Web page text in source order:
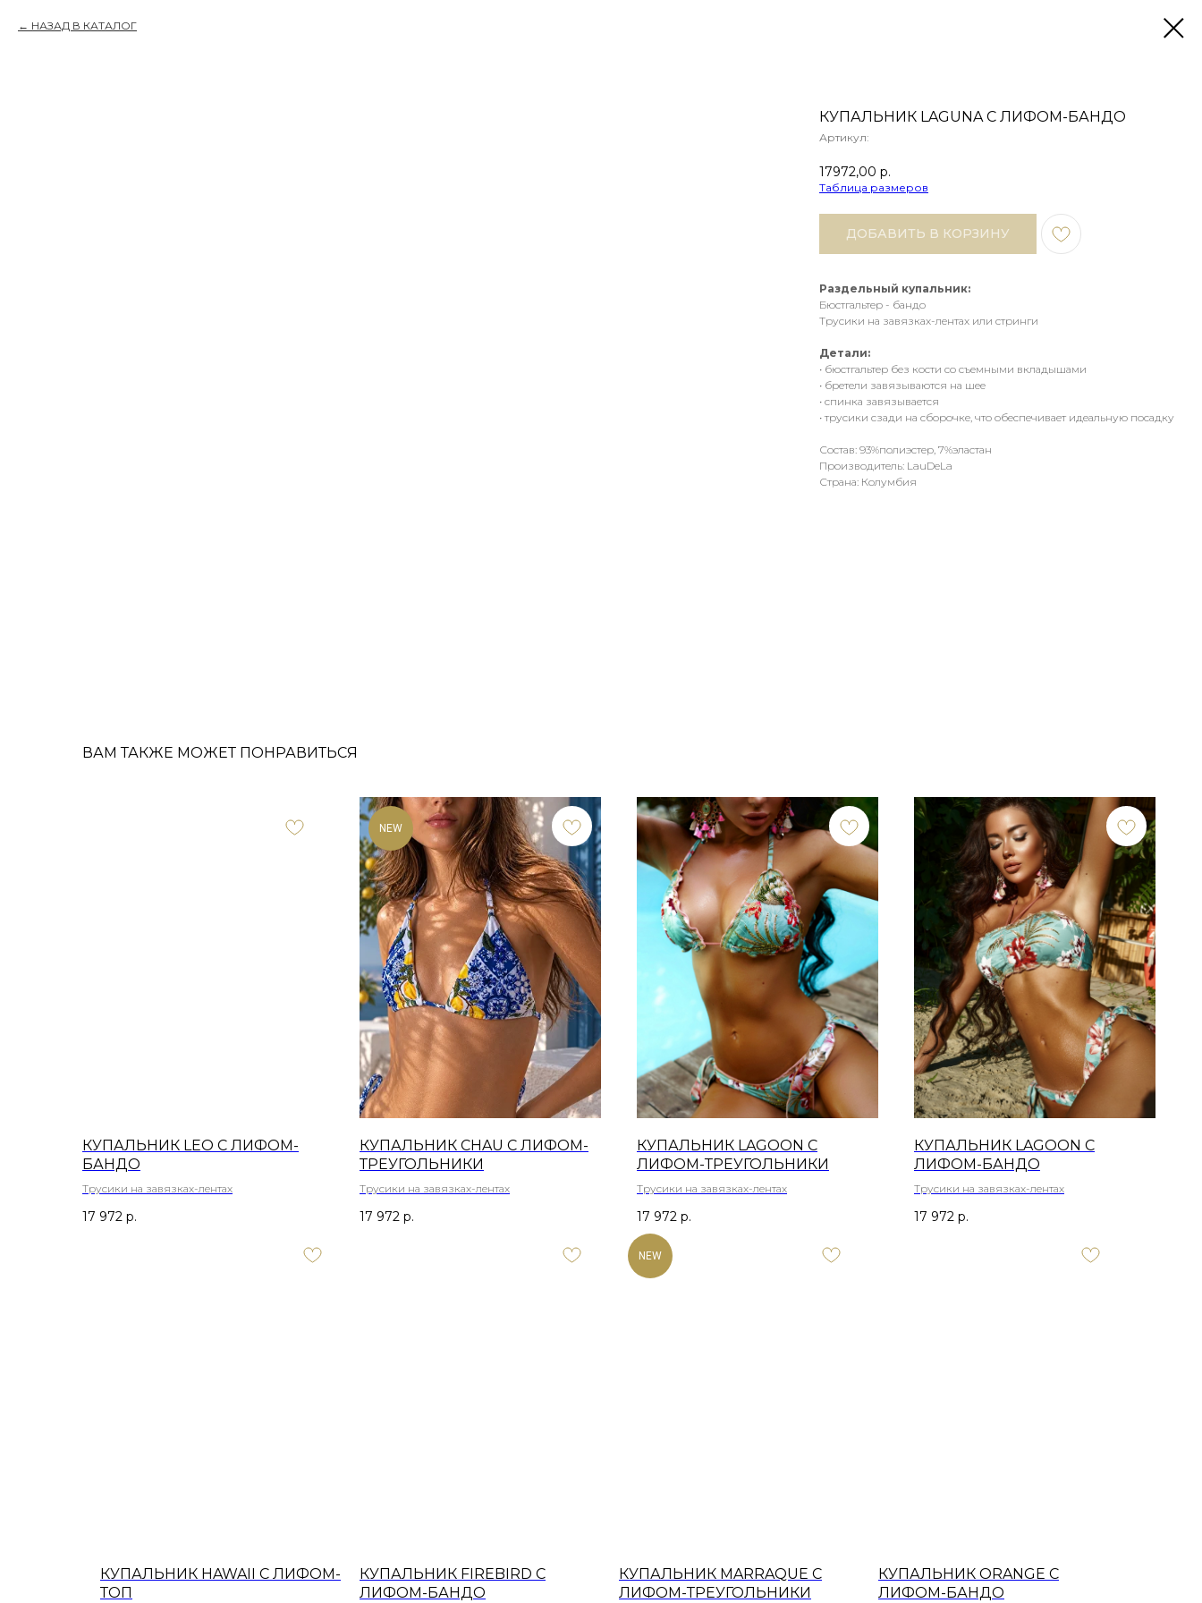
НАЗАД В КАТАЛОГ
КУПАЛЬНИК LAGUNA С ЛИФОМ-БАНДО
Артикул:
17972,00 р.
Таблица размеров
ДОБАВИТЬ В КОРЗИНУ
Раздельный купальник:
Бюстгальтер - бандо
Трусики на завязках-лентах или стринги
Детали:
• бюстгальтер без кости со съемными вкладышами
• бретели завязываются на шее
• спинка завязывается
• трусики сзади на сборочке, что обеспечивает идеальную посадку
Состав: 93%полиэстер, 7%эластан
Производитель: LauDeLa
Страна: Колумбия
ВАМ ТАКЖЕ МОЖЕТ ПОНРАВИТЬСЯ
КУПАЛЬНИК LEO С ЛИФОМ-
БАНДО
Трусики на завязках-лентах
17 972 р.
NEW
КУПАЛЬНИК CHAU С ЛИФОМ-
ТРЕУГОЛЬНИКИ
Трусики на завязках-лентах
17 972 р.
КУПАЛЬНИК LAGOON С
ЛИФОМ-ТРЕУГОЛЬНИКИ
Трусики на завязках-лентах
17 972 р.
КУПАЛЬНИК LAGOON С
ЛИФОМ-БАНДО
Трусики на завязках-лентах
17 972 р.
КУПАЛЬНИК HAWAII С ЛИФОМ-
ТОП
КУПАЛЬНИК FIREBIRD С
ЛИФОМ-БАНДО
NEW
КУПАЛЬНИК MARRAQUE С
ЛИФОМ-ТРЕУГОЛЬНИКИ
КУПАЛЬНИК ORANGE С
ЛИФОМ-БАНДО